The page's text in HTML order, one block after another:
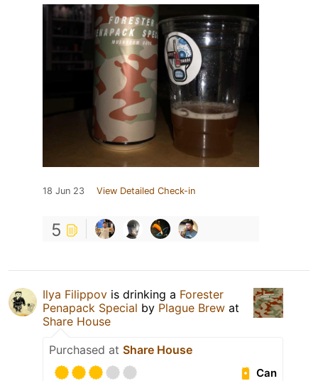
18 Jun 23 View Detailed Check-in
5
Ilya Filippov is drinking a Forester
Penapack Special by Plague Brew at
Share House
Purchased at Share House
Can